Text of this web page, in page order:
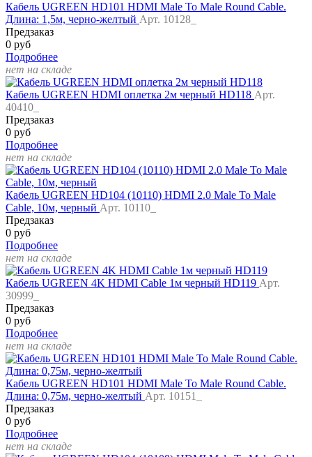
Кабель UGREEN HD101 HDMI Male To Male Round Cable.
Длина: 1,5м, черно-желтый Арт. 10128_
Предзаказ
0 руб
Подробнее
нет на складе
Кабель UGREEN HDMI оплетка 2м черный HD118 Арт.
40410_
Предзаказ
0 руб
Подробнее
нет на складе
Кабель UGREEN HD104 (10110) HDMI 2.0 Male To Male
Cable, 10м, черный Арт. 10110_
Предзаказ
0 руб
Подробнее
нет на складе
Кабель UGREEN 4K HDMI Cable 1м черный HD119 Арт.
30999_
Предзаказ
0 руб
Подробнее
нет на складе
Кабель UGREEN HD101 HDMI Male To Male Round Cable.
Длина: 0,75м, черно-желтый Арт. 10151_
Предзаказ
0 руб
Подробнее
нет на складе